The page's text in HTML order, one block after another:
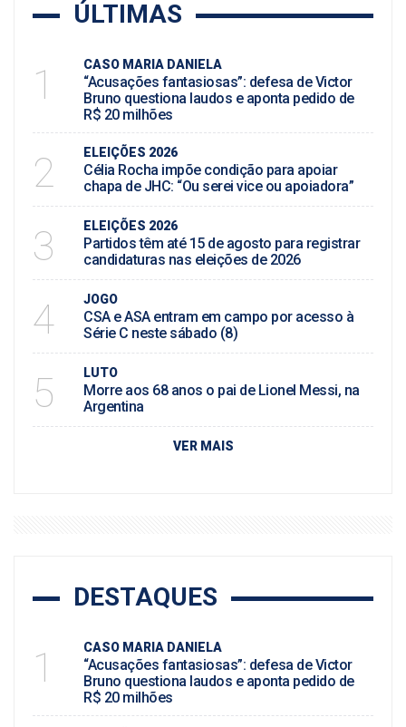
ÚLTIMAS
1 CASO MARIA DANIELA
“Acusações fantasiosas”: defesa de Victor
Bruno questiona laudos e aponta pedido de
R$ 20 milhões
2 ELEIÇÕES 2026
Célia Rocha impõe condição para apoiar
chapa de JHC: “Ou serei vice ou apoiadora”
3 ELEIÇÕES 2026
Partidos têm até 15 de agosto para registrar
candidaturas nas eleições de 2026
4 JOGO
CSA e ASA entram em campo por acesso à
Série C neste sábado (8)
5 LUTO
Morre aos 68 anos o pai de Lionel Messi, na
Argentina
VER MAIS
DESTAQUES
1 CASO MARIA DANIELA
“Acusações fantasiosas”: defesa de Victor
Bruno questiona laudos e aponta pedido de
R$ 20 milhões